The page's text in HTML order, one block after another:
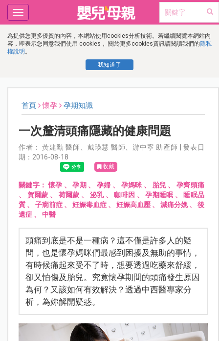
為提供您更多優質的內容，本網站使用cookies分析技術。若繼續閱覽本網站內
容，即表示您同意我們使用 cookies， 關於更多cookies資訊請閱讀我們的隱私
權說明 。
我知道了
Toggle
navigation
首頁 懷孕 孕期知識
一次釐清頭痛隱藏的健康問題
作者： 黃建勳 醫師、戴瑛慧 醫師、游中寧 助產師 | 發表日
期：2016-08-18
收藏
關鍵字：懷孕 、孕期 、 孕婦 、 孕媽咪 、 胎兒 、孕齊頭痛
、 賀爾蒙 、 荷爾蒙 、 泌乳、 咖啡因 、孕期睡眠 、 睡眠品
質 、子癇前症 、妊娠毒血症 、妊娠高血壓 、減痛分娩、後
遺症、 中醫
頭痛到底是不是一種病？這不僅是許多人的疑
問，也是懷孕媽咪們最感到困擾及無助的事情，
有時候痛起來受不了時，想要透過吃藥來舒緩，
卻又怕傷及胎兒。究竟懷孕期間的頭痛發生原因
為何？又該如何有效解決？透過中西醫專家分
析，為妳解開疑惑。